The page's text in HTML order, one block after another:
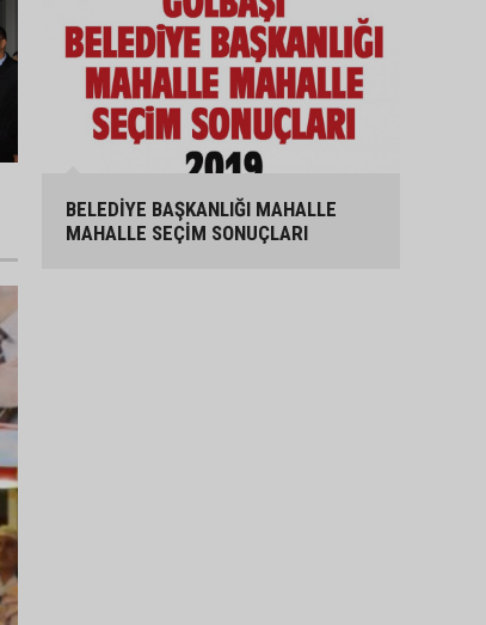
BELEDİYE BAŞKANLIĞI MAHALLE
MAHALLE SEÇİM SONUÇLARI